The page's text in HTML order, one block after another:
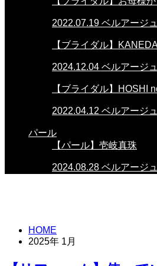
2022.07.19 ベルアージ
【ブライダル】
2024.12.04 ベルアージ
【ブライダル】HOSHI
2022.04.12 ベルアージ
パール
【パール】壱岐真珠
2024.08.28 ベルアージ
HOME
2025年 1月